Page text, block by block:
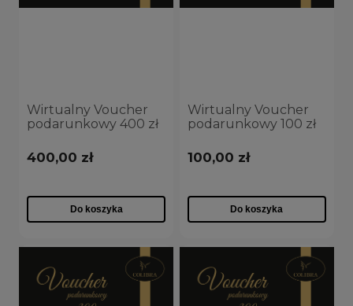
Wirtualny Voucher
podarunkowy 400 zł
400,00 zł
Do koszyka
Wirtualny Voucher
podarunkowy 100 zł
100,00 zł
Do koszyka